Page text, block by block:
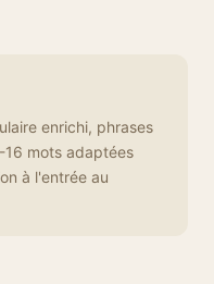
enrichi, phrases
16 mots adaptées
à l'entrée au